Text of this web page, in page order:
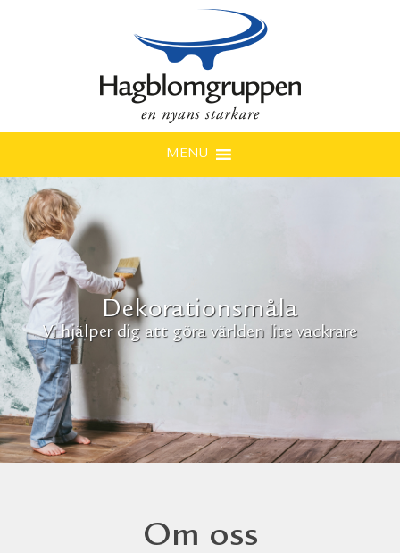
MENU
Dekorationsmåla
Vi hjälper dig att göra världen lite vackrare
Om oss